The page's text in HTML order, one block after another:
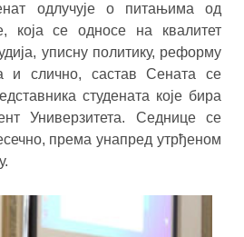
одлучује о питањима од
која се односе на квалитет
уписну политику, реформу
и слично, састав Сената се
студената које бира
Универзитета. Седнице се
према унапред утрђеном